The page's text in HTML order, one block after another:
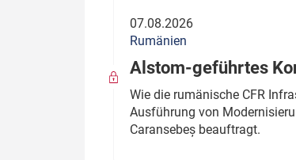
07.08.2026
Rumänien
Alstom-geführtes
Wie die rumänische CFR
Ausführung von
Caransebeș beauftragt.